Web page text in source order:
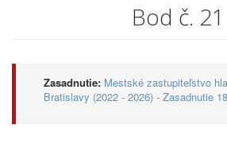
Bod č. 21
Zasadnutie: Mestské zastupiteľstvo
Bratislavy (2022 - 2026) - Zasadnutie